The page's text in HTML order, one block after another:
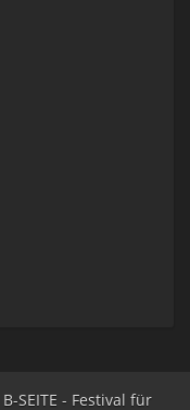
B-SEITE - Festival für